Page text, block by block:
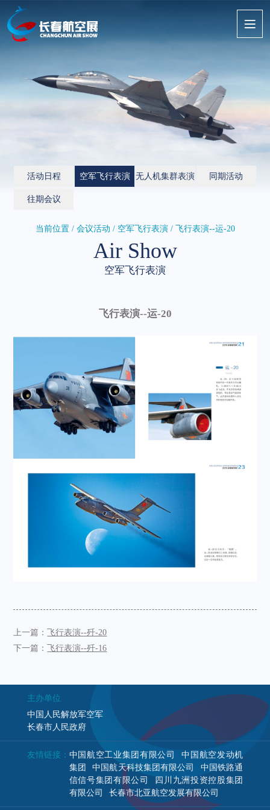
活动日程 空军飞行表演 无人机集群表演 同期活动
往期会议
当前位置 / 会议活动 / 空军飞行表演/ 飞行表演--运-20
Air Show
空军飞行表演
飞行表演--运-20
上一篇：飞行表演--歼-20
下一篇：飞行表演--歼-16
主办单位
中国人民解放军空军
长春市人民政府
友情链接： 中国航空工业集团有限公司
中国航空发动机
集团
中国航天科技集团有限公司
中国铁路通
信信号集团有限公司
四川九洲投资控股集团
有限公司
长春市北亚航空发展有限公司